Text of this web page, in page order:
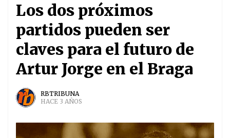
Los dos próximos
partidos pueden ser
claves para el futuro de
Artur Jorge en el Braga
RBTRIBUNA
HACE 3 AÑOS